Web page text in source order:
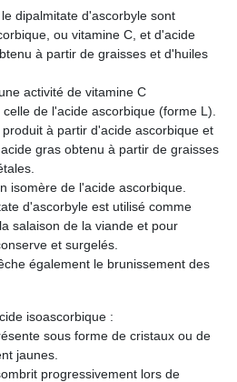
dipalmitate d'ascorbyle sont
ou vitamine C, et d'acide
à partir de graisses et d'huiles
activité de vitamine C
de l'acide ascorbique (forme L).
à partir d'acide ascorbique et
gras obtenu à partir de graisses
isomère de l'acide ascorbique.
d'ascorbyle est utilisé comme
salaison de la viande et pour
et surgelés.
également le brunissement des
isoascorbique :
sous forme de cristaux ou de
jaunes.
progressivement lors de